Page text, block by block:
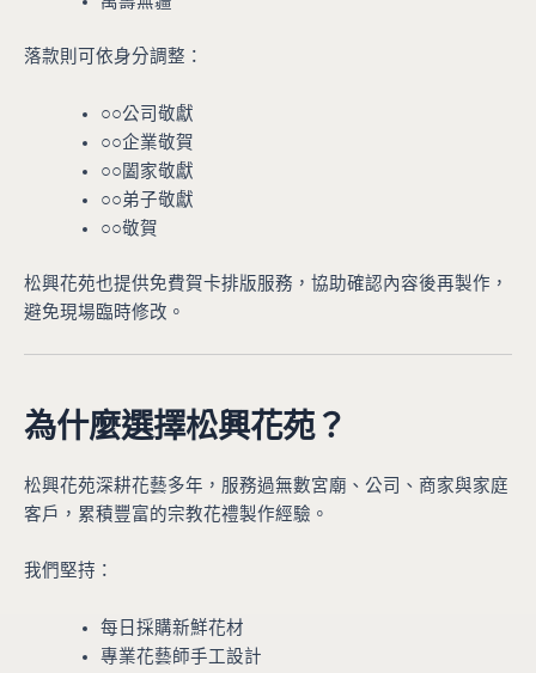
落款則可依身分調整：
○○公司敬獻
○○企業敬賀
○○闔家敬獻
○○弟子敬獻
○○敬賀
松興花苑也提供免費賀卡排版服務，協助確認內容後再製作，
避免現場臨時修改。
為什麼選擇松興花苑？
松興花苑深耕花藝多年，服務過無數宮廟、公司、商家與家庭
客戶，累積豐富的宗教花禮製作經驗。
我們堅持：
每日採購新鮮花材
專業花藝師手工設計